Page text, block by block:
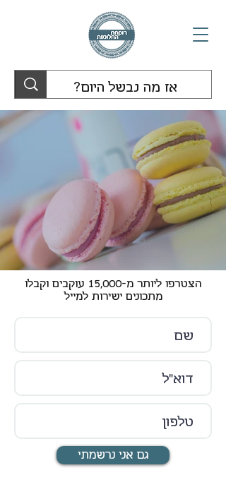
הצטרפו ליותר מ-15,000 עוקבים וקבלו
מתכונים ישירות למייל
גם אני נרשמתי